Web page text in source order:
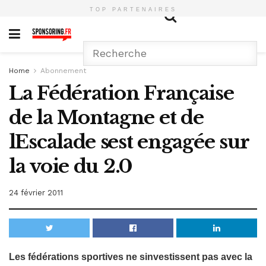
TOP PARTENAIRES
Home Abonnement
La Fédération Française
de la Montagne et de
lEscalade sest engagée sur
la voie du 2.0
24 février 2011
Les fédérations sportives ne sinvestissent pas avec la